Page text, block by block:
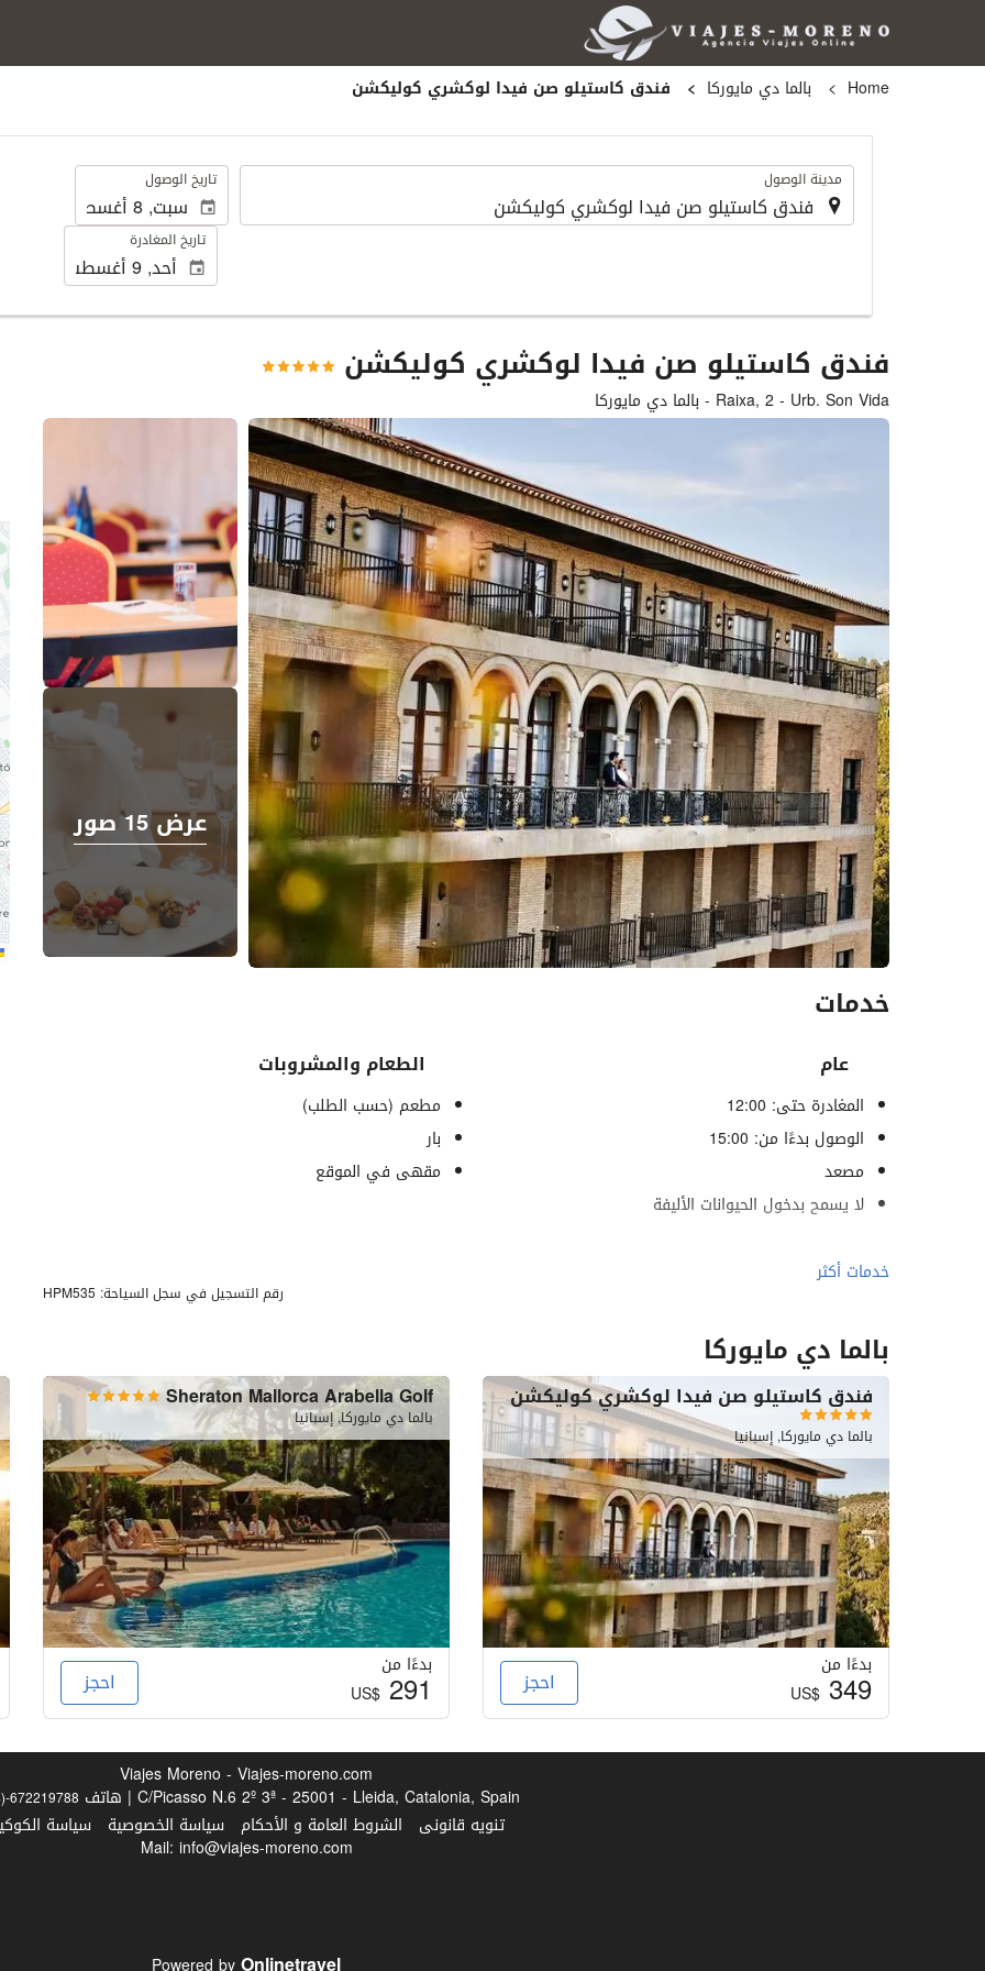
Home
بالما دي مايوركا فندق كاستيلو صن فيدا لوكشري كوليكشن
. مدينة الوصول . تاريخ الوصول
تاريخ المغادرة
فندق كاستيلو صن فيدا لوكشري كوليكشن
Raixa, 2 - Urb. Son Vida - بالما دي مايوركا
عرض 15 صور
خدمات
عام
المغادرة حتى: 12:00
الوصول بدءًا من: 15:00
مصعد
لا يسمح بدخول الحيوانات الأليفة
الطعام والمشروبات
مطعم (حسب الطلب)
بار
مقهى في الموقع
الرفاهية
ساونا
صالة ألعاب رياضية
مكتب استقبال على مدار 24 ساعة
حمام سباحة
حمام سباحة
ساحة إنتظار السيارات
ساحة إنتظار السيارات
منشآت تجارية
مركز لإدارة الأعمال
إنترنت
واي فاي مجاني
خدمة النظافة
غسالة ملابس
خدمات أكثر
رقم التسجيل في سجل السياحة: HPM535
بالما دي مايوركا
فندق كاستيلو صن فيدا لوكشري كوليكشن
بالما دي مايوركا, إسبانيا
بدءًا من
US$349 احجز
Sheraton Mallorca Arabella Golf
بالما دي مايوركا, إسبانيا
بدءًا من
US$291 احجز
Viajes Moreno - Viajes-moreno.com
C/Picasso N.6 2º 3ª - 25001 - Lleida, Catalonia, Spain | هاتف 672219788
تنويه قانونى الشروط العامة و الأحكام سياسة الخصوصية سياسة
Mail: info@viajes-moreno.com